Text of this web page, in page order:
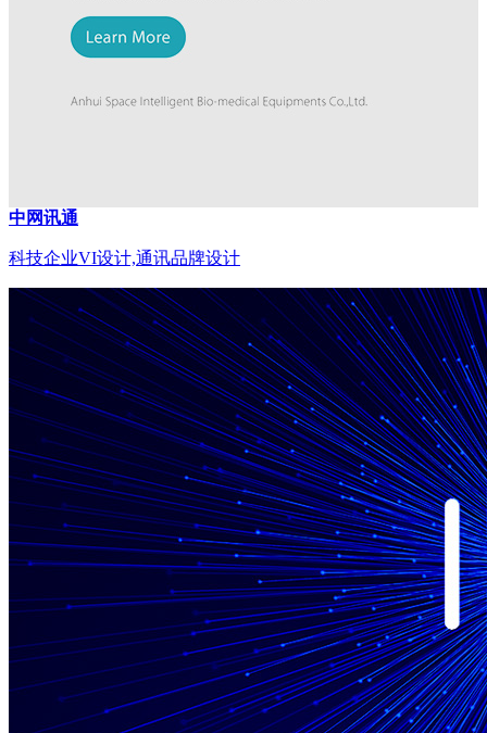
中网讯通
科技企业VI设计,通讯品牌设计